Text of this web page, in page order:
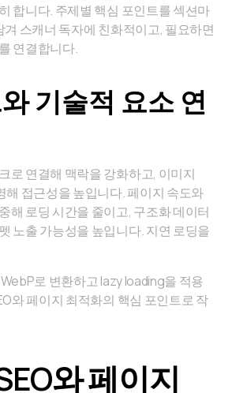
합니다. 주제별 핵심 포인트를 섹션마
겨 스캐너 독자에 친화적이고, 필요하면
연결합니다.
기술적 요소 연
로 연결해 맥락을 강화하고, 이미지
해 접근성을 높입니다. 페이지 속도와
해 로딩 시간을 줄이고, 구조화 데이터
노출 가능성을 높입니다. 지연 로딩을
로 변환하고 lazy loading을 적용
와 페이지 최적화의 핵심 포인트로 작
와 페이지